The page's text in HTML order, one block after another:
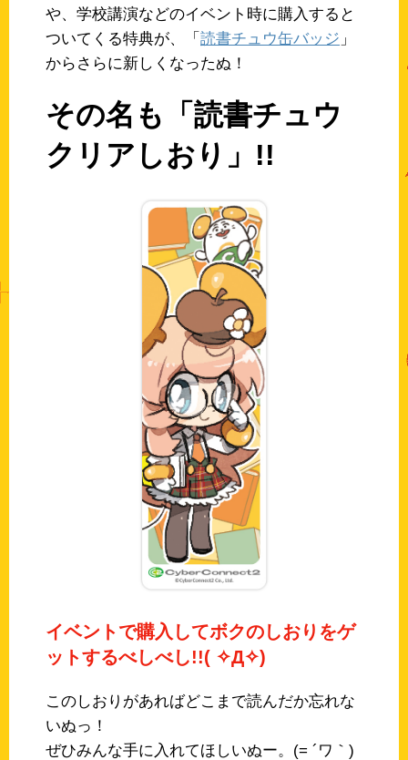
や、学校講演などのイベント時に購入すると
ついてくる特典が、「 読書チュウ缶バッジ 」
からさらに新しくなったぬ！
その名も「読書チュウ
クリアしおり」!!
イベントで購入してボクのしおりをゲ
ットするべしべし!!( ✧Д✧)
このしおりがあればどこまで読んだか忘れな
いぬっ！
ぜひみんな手に入れてほしいぬー。(= ´ワ｀)